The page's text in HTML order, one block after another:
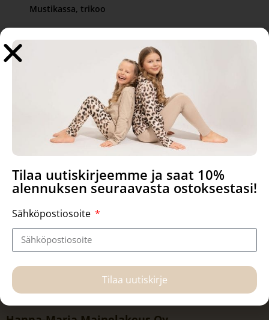
Mustikassa, trikoo
Tilaa uutiskirjeemme ja saat 10%
alennuksen seuraavasta ostoksestasi!
Sähköpostiosoite
Tilaa uutiskirje